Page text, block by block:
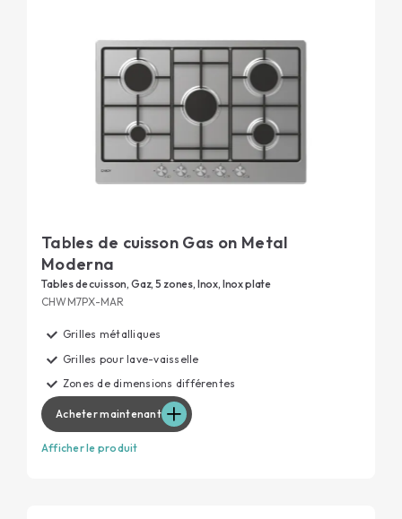
Tables de cuisson Gas on Metal
Moderna
Tables de cuisson, Gaz, 5 zones, Inox, Inox plate
CHWM7PX-MAR
Grilles métalliques
Grilles pour lave-vaisselle
Zones de dimensions différentes
Acheter maintenant
Afficher le produit